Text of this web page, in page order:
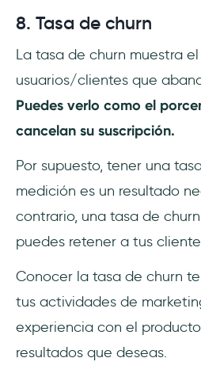
8. Tasa de churn
La tasa de churn muestra
usuarios/clientes que
Puedes verlo como el
cancelan su suscripción.
Por supuesto, tener una
medición es un resultado
contrario, una tasa de
puedes retener a tus
Conocer la tasa de churn
tus actividades de
experiencia con el
resultados que deseas.